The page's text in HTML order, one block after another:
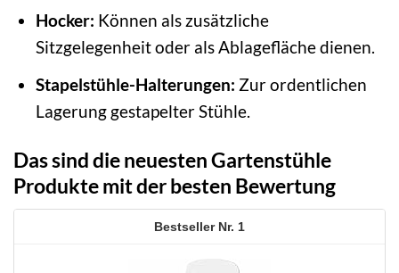
Hocker: Können als zusätzliche
Sitzgelegenheit oder als Ablagefläche dienen.
Stapelstühle-Halterungen: Zur ordentlichen
Lagerung gestapelter Stühle.
Das sind die neuesten Gartenstühle
Produkte mit der besten Bewertung
1